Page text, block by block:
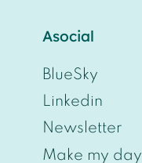
Asocial
BlueSky
Linkedin
Newsletter
Make my day